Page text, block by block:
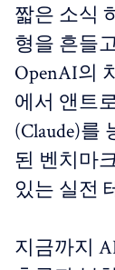
짧은 소식
형을 흔들
OpenAI의
에서 앤트
(Claude)를
된 벤치마
있는 실전
지금까지